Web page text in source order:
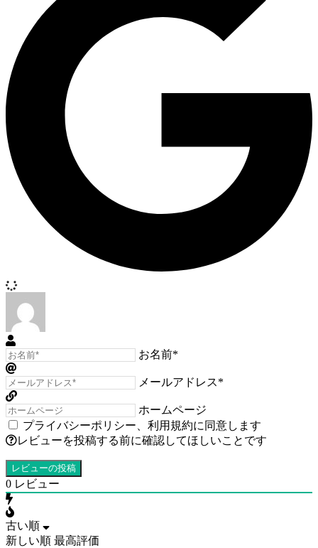
お名前*
メールアドレス*
ホームページ
プライバシーポリシー
利用規約に同意します
レビューを投稿する前に確認してほしいことです
0 レビュー
古い順
新しい順 最高評価